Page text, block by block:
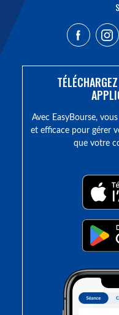
Avec EasyBourse,
et efficace pour gérer
que votre